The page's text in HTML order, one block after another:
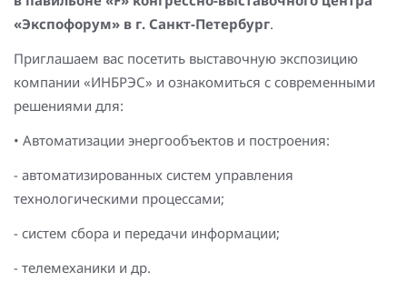
Повышение надежности электроснабжения
Шкафы РЗА 110-220 кВ
Устройства релейной защиты и автоматики
присоединений 6-35кВ
Сбор и анализ информации об аварийных событиях
Оборудование компенсации емкостных токов
Определение поврежденного фидера
БАВР
Промышленная автоматизация
«Экспофорум» в г. Санкт-Петербург.
Приглашаем вас посетить выставочную экспозицию
компании «ИНБРЭС» и ознакомиться с современными
решениями для:
• Автоматизации энергообъектов и построения:
- автоматизированных систем управления
технологическими процессами;
- систем сбора и передачи информации;
- телемеханики и др.